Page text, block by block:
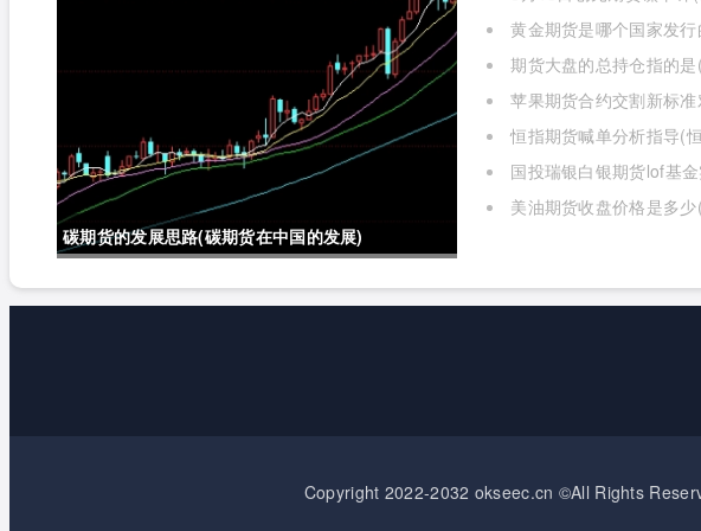
碳期货的发展思路(碳期货在中国的发展)
黄金期货是哪个国家发
期货大盘的总持仓指的
苹果期货合约交割新标
标准对价格的影响有哪些)
恒指期货喊单分析指导(
国投瑞银白银期货lof基
实时行情怎么样)
美油期货收盘价格是多
Copyright 2022-2032 okseec.cn ©All Rights